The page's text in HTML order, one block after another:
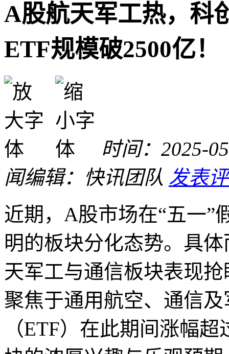
A股航天军工热，科
ETF规模破2500亿！
时间：2025-
闻编辑：快讯团队 发表
近期，A股市场在“五一”
明的板块分化态势。具
天军工与通信板块表现
聚焦于通用航空、通信
（ETF）在此期间涨幅